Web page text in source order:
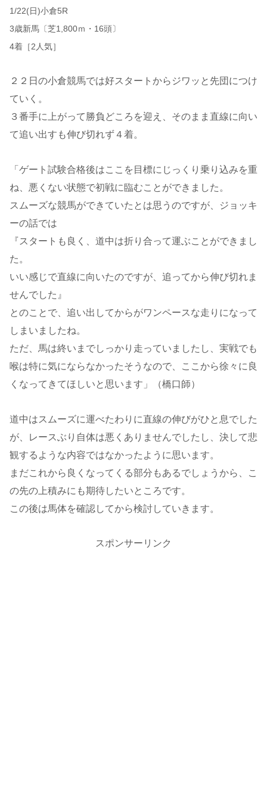
1/22(日)小倉5R
3歳新馬〔芝1,800ｍ・16頭〕
4着［2人気］
２２日の小倉競馬では好スタートからジワッと先団につけ
ていく。
３番手に上がって勝負どころを迎え、そのまま直線に向い
て追い出すも伸び切れず４着。
「ゲート試験合格後はここを目標にじっくり乗り込みを重
ね、悪くない状態で初戦に臨むことができました。
スムーズな競馬ができていたとは思うのですが、ジョッキ
ーの話では
『スタートも良く、道中は折り合って運ぶことができまし
た。
いい感じで直線に向いたのですが、追ってから伸び切れま
せんでした』
とのことで、追い出してからがワンペースな走りになって
しまいましたね。
ただ、馬は終いまでしっかり走っていましたし、実戦でも
喉は特に気にならなかったそうなので、ここから徐々に良
くなってきてほしいと思います」（橋口師）
道中はスムーズに運べたわりに直線の伸びがひと息でした
が、レースぶり自体は悪くありませんでしたし、決して悲
観するような内容ではなかったように思います。
まだこれから良くなってくる部分もあるでしょうから、こ
の先の上積みにも期待したいところです。
この後は馬体を確認してから検討していきます。
スポンサーリンク